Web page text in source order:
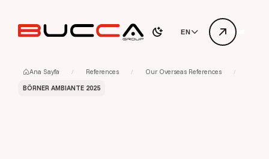
EN
Ana Sayfa References
Our Overseas References
BÖRNER AMBIANTE 2025